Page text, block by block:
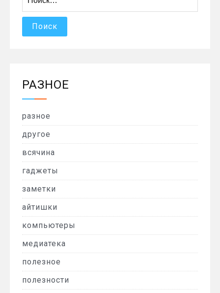
РАЗНОЕ
разное
другое
всячина
гаджеты
заметки
айтишки
компьютеры
медиатека
полезное
полезности